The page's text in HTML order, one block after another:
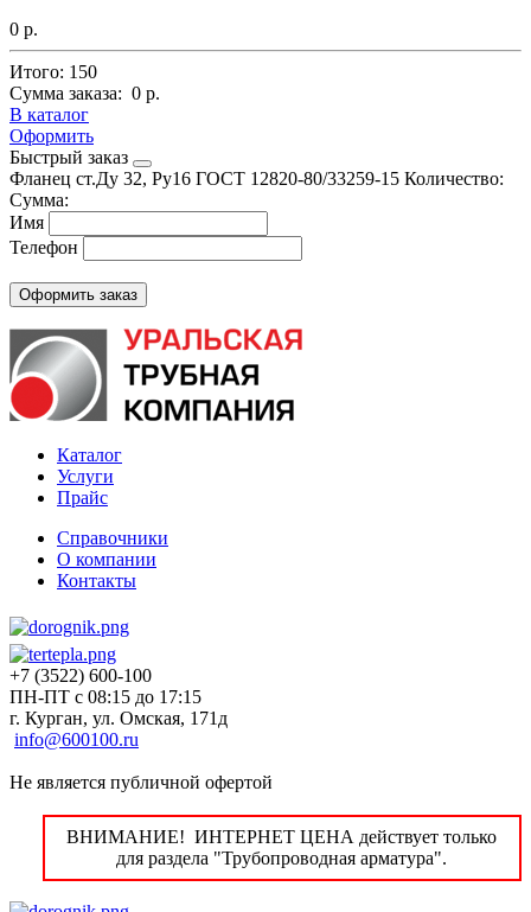
0 р.
Итого: 150
Сумма заказа: 0 р.
В каталог
Оформить
Быстрый заказ
Фланец ст.Ду 32, Ру16 ГОСТ 12820-80/33259-15 Количество:
Сумма:
Имя
Телефон
Каталог
Услуги
Прайс
Справочники
О компании
Контакты
+7 (3522) 600-100
ПН-ПТ с 08:15 до 17:15
г. Курган, ул. Омская, 171д
info@600100.ru
Не является публичной офертой
ВНИМАНИЕ! ИНТЕРНЕТ ЦЕНА действует только
для раздела "Трубопроводная арматура".